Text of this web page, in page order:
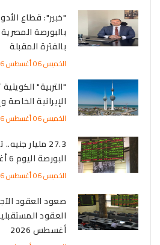
"خبير": قطاع
بالبورصة
بالفترة المقبلة
الخميس 06 أغسطس 2026-04:31
"التربية"
الإيرانية
الخميس 06 أغسطس 2026-04:21
27.3 مليار
البورصة اليوم 6 أغسطس 2026
الخميس 06 أغسطس 2026-03:35
أغسطس 2026